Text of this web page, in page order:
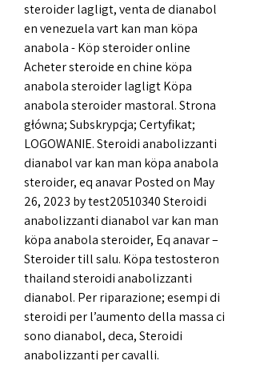
steroider lagligt, venta de dianabol
en venezuela vart kan man köpa
anabola - Köp steroider online
Acheter steroide en chine köpa
anabola steroider lagligt Köpa
anabola steroider mastoral. Strona
główna; Subskrypcja; Certyfikat;
LOGOWANIE. Steroidi anabolizzanti
dianabol var kan man köpa anabola
steroider, eq anavar Posted on May
26, 2023 by test20510340 Steroidi
anabolizzanti dianabol var kan man
köpa anabola steroider, Eq anavar –
Steroider till salu. Köpa testosteron
thailand steroidi anabolizzanti
dianabol. Per riparazione; esempi di
steroidi per l’aumento della massa ci
sono dianabol, deca, Steroidi
anabolizzanti per cavalli.